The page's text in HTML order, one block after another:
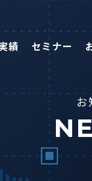
績 セミナー
お